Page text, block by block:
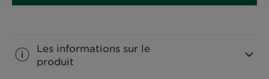
Les informations sur le
produit